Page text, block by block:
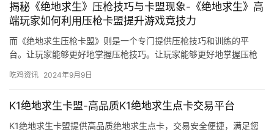
揭秘《绝地求生》压枪技巧与卡盟现象-《绝地求生》高
端玩家如何利用压枪卡盟提升游戏竞技力
而《绝地求生压枪卡盟》则是一个专门提供压枪技巧和训练的平
台。让玩家能够更好地掌握压枪技巧。让玩家能够更好地掌握压枪
吃鸡资讯 2024年9月9日
K1绝地求生卡盟-高品质K1绝地求生点卡交易平台
K1绝地求生卡盟提供高品质绝地求生点卡，交易安全便捷，满足您